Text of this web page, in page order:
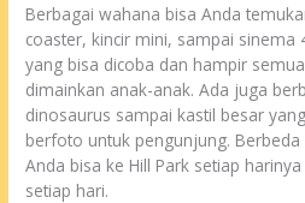
Berbagai wahana bisa Anda
coaster, kincir mini, sampai sinema
yang bisa dicoba dan hampir
dimainkan anak-anak. Ada juga
dinosaurus sampai kastil besar
berfoto untuk pengunjung.
Anda bisa ke Hill Park setiap
setiap hari.